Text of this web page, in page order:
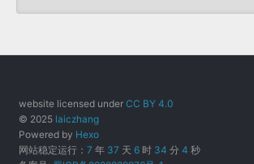
website licensed underCC BY 4.0
© 2025 laiczhang
Powered by Hexo
网站稳定运行：7 年 37 天6 时 34 分4 秒